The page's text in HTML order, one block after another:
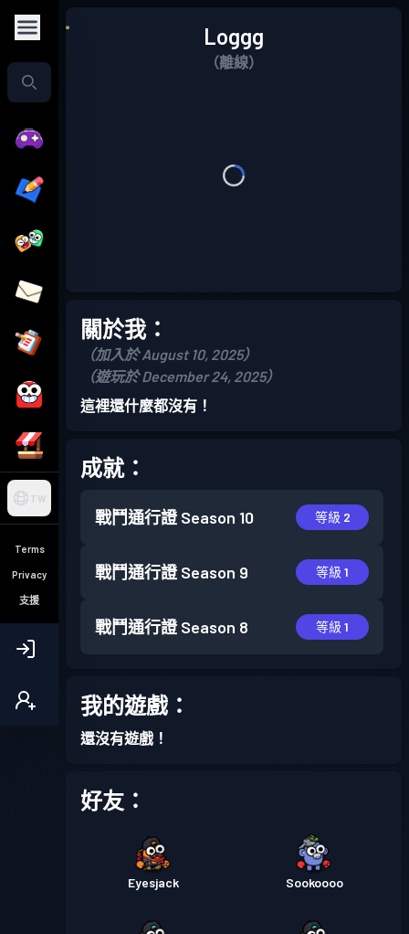
TW
Terms
Privacy
支援
Loggg
（離線）
關於我：
（加入於 August 10, 2025）
（遊玩於 December 24, 2025）
這裡還什麼都沒有！
成就：
戰鬥通行證 Season 10 等級 2
戰鬥通行證 Season 9 等級 1
戰鬥通行證 Season 8 等級 1
我的遊戲：
還沒有遊戲！
好友：
Eyesjack Sookoooo